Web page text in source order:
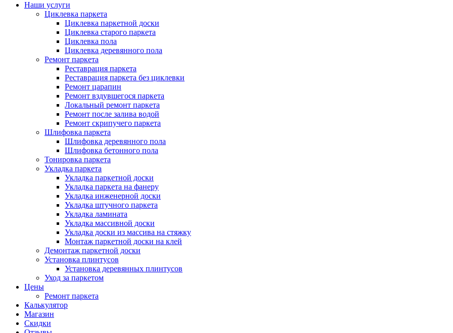
Наши услуги
Циклевка паркета
Циклевка паркетной доски
Циклевка старого паркета
Циклевка пола
Циклевка деревянного пола
Ремонт паркета
Реставрация паркета
Реставрация паркета без циклевки
Ремонт царапин
Ремонт вздувшегося паркета
Локальный ремонт паркета
Ремонт после залива водой
Ремонт скрипучего паркета
Шлифовка паркета
Шлифовка деревянного пола
Шлифовка бетонного пола
Тонировка паркета
Укладка паркета
Укладка паркетной доски
Укладка паркета на фанеру
Укладка инженерной доски
Укладка штучного паркета
Укладка ламината
Укладка массивной доски
Укладка доски из массива на стяжку
Монтаж паркетной доски на клей
Демонтаж паркетной доски
Установка плинтусов
Установка деревянных плинтусов
Уход за паркетом
Цены
Ремонт паркета
Калькулятор
Магазин
Скидки